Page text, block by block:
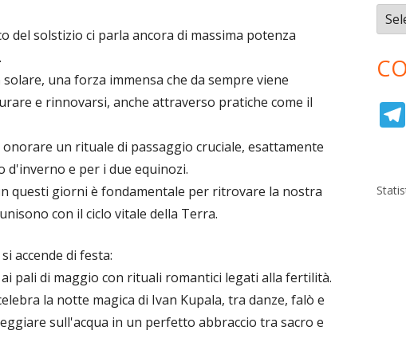
del solstizio ci parla ancora di massima potenza
solare, una forza immensa che da sempre viene
e rinnovarsi, anche attraverso pratiche come il
un rituale di passaggio cruciale, esattamente
d'inverno e per i due equinozi.
questi giorni è fondamentale per ritrovare la nostra
con il ciclo vitale della Terra.
accende di festa:
pali di maggio con rituali romantici legati alla fertilità.
la notte magica di Ivan Kupala, tra danze, falò e
sull'acqua in un perfetto abbraccio tra sacro e